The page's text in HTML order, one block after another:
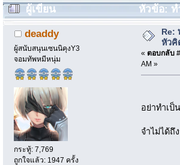
ผู้เขียน หัวข้อ: ท
deaddy
ผู้สนับสนุนเซนนิคุงY3
จอมทัพหมีหนุ่ม
กระทู้: 7,769
ถูกใจแล้ว: 1947 ครั้ง
Re:
หัวคิ
« ตอบกลับ
AM »
อย่าทำเ
จำไม่ได้ถึ